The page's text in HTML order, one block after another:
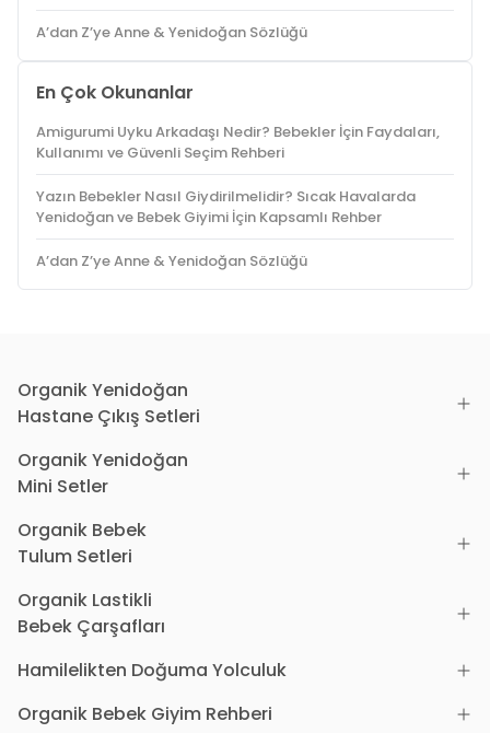
A’dan Z’ye Anne & Yenidoğan Sözlüğü
En Çok Okunanlar
Amigurumi Uyku Arkadaşı Nedir? Bebekler İçin Faydaları,
Kullanımı ve Güvenli Seçim Rehberi
Yazın Bebekler Nasıl Giydirilmelidir? Sıcak Havalarda
Yenidoğan ve Bebek Giyimi İçin Kapsamlı Rehber
A’dan Z’ye Anne & Yenidoğan Sözlüğü
Organik Yenidoğan
Hastane Çıkış Setleri
Organik Yenidoğan
Mini Setler
Organik Bebek
Tulum Setleri
Organik Lastikli
Bebek Çarşafları
Hamilelikten Doğuma Yolculuk
Organik Bebek Giyim Rehberi